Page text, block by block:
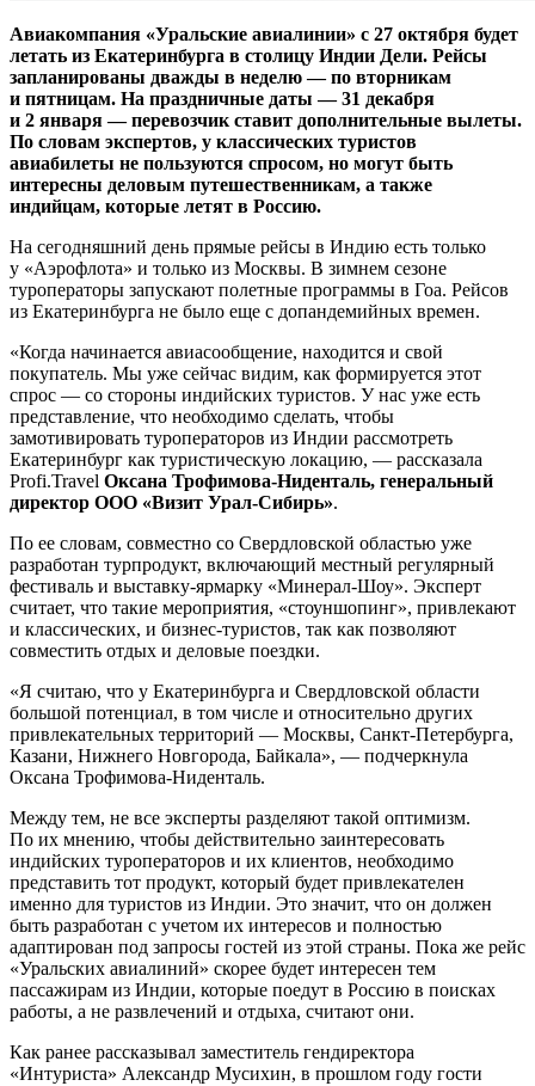
Авиакомпания «Уральские авиалинии» с 27 октября будет
летать из Екатеринбурга в столицу Индии Дели. Рейсы
запланированы дважды в неделю — по вторникам
и пятницам. На праздничные даты — 31 декабря
и 2 января — перевозчик ставит дополнительные вылеты.
По словам экспертов, у классических туристов
авиабилеты не пользуются спросом, но могут быть
интересны деловым путешественникам, а также
индийцам, которые летят в Россию.
На сегодняшний день прямые рейсы в Индию есть только
у «Аэрофлота» и только из Москвы. В зимнем сезоне
туроператоры запускают полетные программы в Гоа. Рейсов
из Екатеринбурга не было еще с допандемийных времен.
«Когда начинается авиасообщение, находится и свой
покупатель. Мы уже сейчас видим, как формируется этот
спрос — со стороны индийских туристов. У нас уже есть
представление, что необходимо сделать, чтобы
замотивировать туроператоров из Индии рассмотреть
Екатеринбург как туристическую локацию, — рассказала
Profi.Travel Оксана Трофимова-Ниденталь, генеральный
директор ООО «Визит Урал-Сибирь».
По ее словам, совместно со Свердловской областью уже
разработан турпродукт, включающий местный регулярный
фестиваль и выставку-ярмарку «Минерал-Шоу». Эксперт
считает, что такие мероприятия, «стоуншопинг», привлекают
и классических, и бизнес-туристов, так как позволяют
совместить отдых и деловые поездки.
«Я считаю, что у Екатеринбурга и Свердловской области
большой потенциал, в том числе и относительно других
привлекательных территорий — Москвы, Санкт-Петербурга,
Казани, Нижнего Новгорода, Байкала», — подчеркнула
Оксана Трофимова-Ниденталь.
Между тем, не все эксперты разделяют такой оптимизм.
По их мнению, чтобы действительно заинтересовать
индийских туроператоров и их клиентов, необходимо
представить тот продукт, который будет привлекателен
именно для туристов из Индии. Это значит, что он должен
быть разработан с учетом их интересов и полностью
адаптирован под запросы гостей из этой страны. Пока же рейс
«Уральских авиалиний» скорее будет интересен тем
пассажирам из Индии, которые поедут в Россию в поисках
работы, а не развлечений и отдыха, считают они.
Как ранее рассказывал заместитель гендиректора
«Интуриста» Александр Мусихин, в прошлом году гости